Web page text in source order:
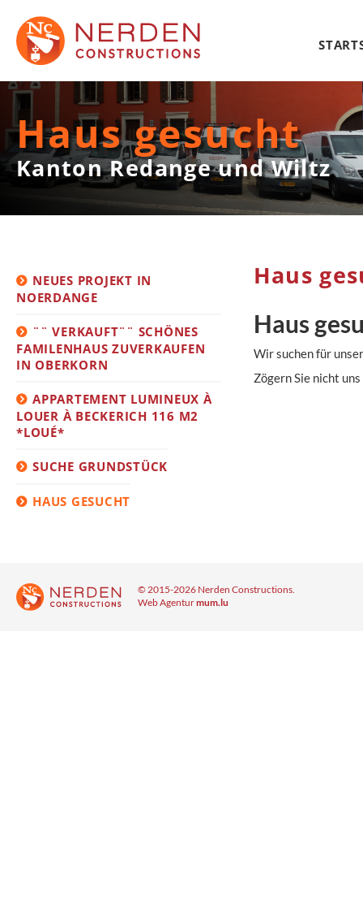
Haus gesucht
Kanton Redange und Wiltz
NEUES PROJEKT IN
NOERDANGE
¨¨ VERKAUFT¨¨ SCHÖNES
FAMILENHAUS ZUVERKAUFEN
IN OBERKORN
APPARTEMENT LUMINEUX À
LOUER À BECKERICH 116 M2
*LOUÉ*
SUCHE GRUNDSTÜCK
HAUS GESUCHT
Haus
Haus
Wir suchen für
Zögern Sie nicht
© 2015-2026 Nerden Constructions.
Web Agenturmum.lu